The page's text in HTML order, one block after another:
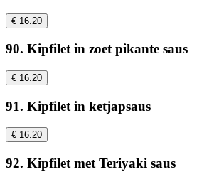
€ 16.20
90. Kipfilet in zoet pikante saus
€ 16.20
91. Kipfilet in ketjapsaus
€ 16.20
92. Kipfilet met Teriyaki saus